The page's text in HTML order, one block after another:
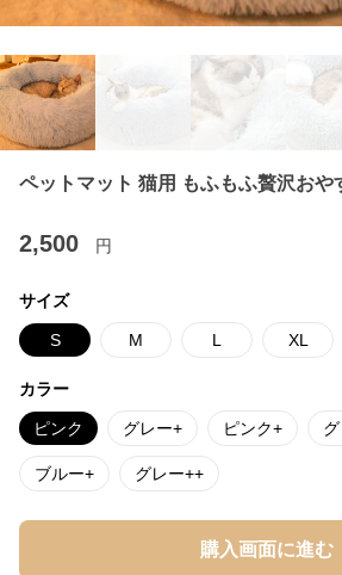
ペットマット 猫用 もふもふ贅沢おや
2,500 円
サイズ
S M L XL
カラー
ピンク グレー+ ピンク+
ブルー+ グレー++
購入画面に進む